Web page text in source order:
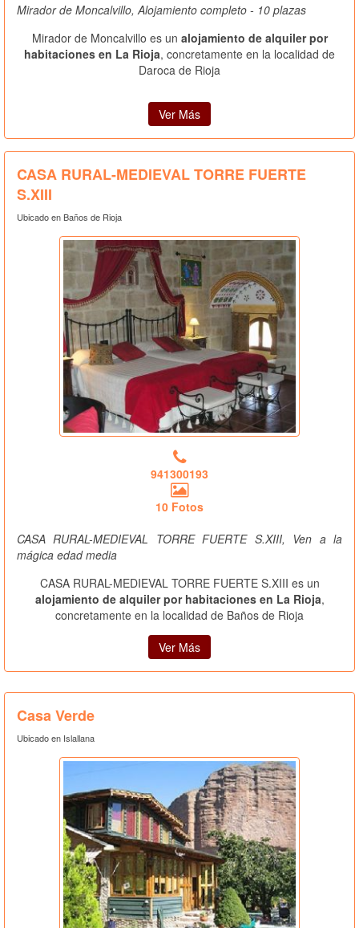
Mirador de Moncalvillo, Alojamiento completo - 10 plazas
Mirador de Moncalvillo es un alojamiento de alquiler por
habitaciones en La Rioja, concretamente en la localidad de
Daroca de Rioja
Ver Más
CASA RURAL-MEDIEVAL TORRE FUERTE
S.XIII
Ubicado en Baños de Rioja
941300193
10 Fotos
CASA RURAL-MEDIEVAL TORRE FUERTE S.XIII, Ven a la
mágica edad media
CASA RURAL-MEDIEVAL TORRE FUERTE S.XIII es un
alojamiento de alquiler por habitaciones en La Rioja,
concretamente en la localidad de Baños de Rioja
Ver Más
Casa Verde
Ubicado en Islallana